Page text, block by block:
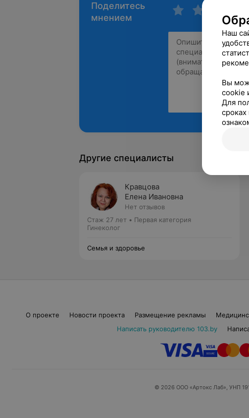
Поделитесь
мнением
Другие специалисты
Кравцова
Елена Ивановна
Нет отзывов
Стаж 27 лет • Первая категория
Гинеколог
Семья и здоровье
О проекте Новости проекта Размещение рекламы
Написать руководителю 103.by
© 2026 ООО «Артокс Лаб», УНП
Наш
Вы
cookie
Для